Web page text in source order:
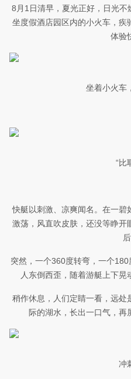
8月1日清早，夏光正好，日光
坐度假酒店园区内的小火车，疾
体验
坐着小火车
“比
快艇以刺激、凉爽闻名。在一碧
激荡，风直吹皮肤，还没等睁
后
突然，一个360度转弯，一个
人东倒西歪，随着游艇上下晃
稍作休息，人们定睛一看，远
际的湖水，长出一口气，再
冲